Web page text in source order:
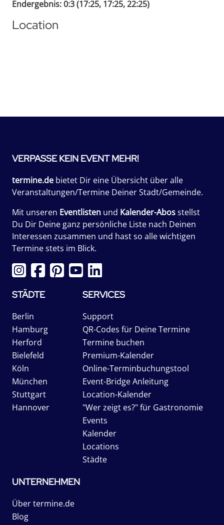
Endergebnis: 0:3 (17:25, 17:25, 22:25)
Location
VERPASSE KEIN EVENT MEHR!
termine.de bietet Dir eine Übersicht über alle
Veranstaltungen/Termine Deiner Stadt/Gemeinde.
Mit unseren Eventlisten und Kalender-Abosstellst
Du Dir Deine ganz persönliche Liste nach Deinen
Interessen zusammen und hast so alle wichtigen
Termine stets im Blick.
STÄDTE
Berlin
Hamburg
Herford
Bielefeld
Köln
München
Stuttgart
Hannover
SERVICES
Support
QR-Codes für Deine Termine
Termine buchen
Premium-Kalender
Online-Terminbuchungstool
Event-Bridge Anleitung
Location-Kalender
"Wer zeigt es?" für Gastronomie
Events
Kalender
Locations
Städte
UNTERNEHMEN
Über termine.de
Blog